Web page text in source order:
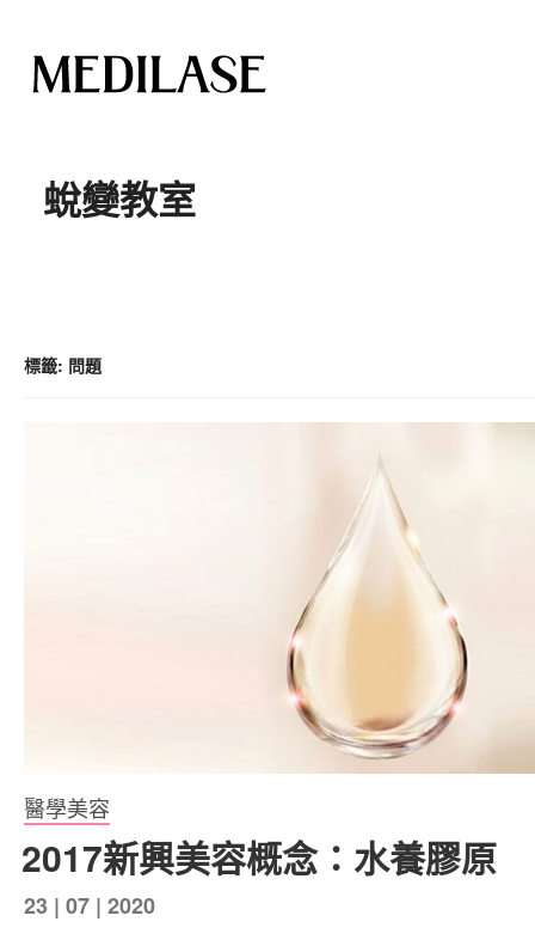
蛻變教室
標籤: 問題
醫學美容
2017新興美容概念：水養膠原
發
23 | 07 | 2020